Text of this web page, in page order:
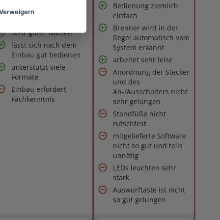
Sehr guter Nutzen
lässt sich nach dem
Einbau gut bedienen
unterstützt viele
Formate
Einbau erfordert
Fachkenntnis
Bedienung ziemlich
einfach
Brenner wird in der
Regel automatisch vom
System erkannt
arbeitet sehr leise
Anordnung der Stecker
und des
An-/Ausschalters nicht
sehr gelungen
Standfüße nicht
rutschfest
mitgelieferte Software
nicht so gut und teils
unnötig
LEDs leuchten sehr
stark
Auswurftaste ist nicht
so gut gelungen